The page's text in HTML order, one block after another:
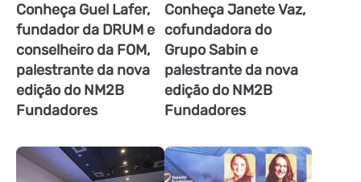
Conheça Guel Lafer,
fundador da DRUM e
conselheiro da FOM,
palestrante da nova
edição do NM2B
Fundadores
Conheça Janete Vaz,
cofundadora do
Grupo Sabin e
palestrante da nova
edição do NM2B
Fundadores